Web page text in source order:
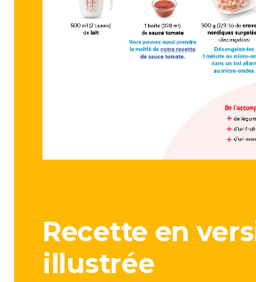
Recette en
illustrée